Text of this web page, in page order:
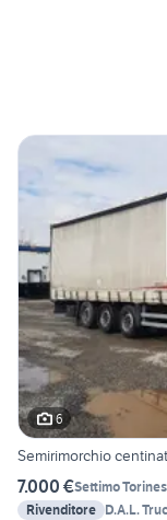
6
Semirimorchio
7.000 €Settimo
Rivenditore D.A.L.